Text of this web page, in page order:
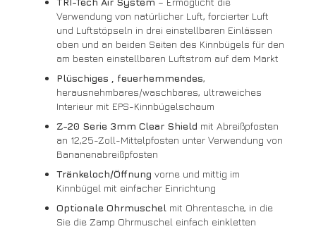
Verwendung von natürlicher Luft, forcierter Luft
und Luftstöpseln in drei einstellbaren Einlässen
oben und an beiden Seiten des Kinnbügels für den
am besten einstellbaren Luftstrom auf dem Markt
Plüschiges
, feuerhemmendes,
herausnehmbares/waschbares, ultraweiches
Interieur mit EPS-Kinnbügelschaum
Z-20 Serie 3mm Clear Shield mit Abreißpfosten
an 12,25-Zoll-Mittelpfosten unter Verwendung von
Bananenabreißpfosten
Tränkeloch/Öffnung vorne und mittig im
Kinnbügel mit einfacher Einrichtung
Optionale Ohrmuschel mit Ohrentasche, in die
Sie die Zamp Ohrmuschel einfach einkletten